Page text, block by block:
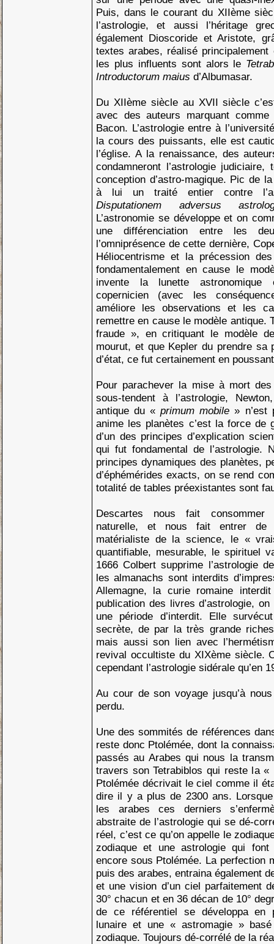
Puis, dans le courant du XIIème
l’astrologie, et aussi l’héritage
également Dioscoride et Aristote,
textes arabes, réalisé
les plus influents sont alors le
Introductorum maius d’Albumasar.
Du XIIème siècle au XVII siècle
avec des auteurs marquant
Bacon. L’astrologie entre à
la cours des puissants, elle est
l’église. A la renaissance, des
condamneront l’astrologie judiciaire,
conception d’astro-magique. Pic de
à lui un traité entier contre
Disputationem adversus
L’astronomie se développe et on
une différenciation entre les
l’omniprésence de cette dernière,
Héliocentrisme et la précession
fondamentalement en cause le
invente la lunette
copernicien (avec les
améliore les observations et les
remettre en cause le modèle antique.
fraude », en critiquant le modèle
mourut, et que Kepler du prendre sa
d’état, ce fut certainement en
Pour parachever la mise à mort
sous-tendent à l’astrologie,
antique du «primum mobile» n’est
anime les planètes c’est la force de
d’un des principes d’explication
qui fut fondamental de l’astrologie.
principes dynamiques des planètes,
d’éphémérides exacts, on se rend
totalité de tables préexistantes sont
Descartes nous fait consommer
naturelle, et nous fait entrer de
matérialiste de la science, le «
quantifiable, mesurable, le spirituel
1666 Colbert supprime l’astrologie
les almanachs sont interdits
Allemagne, la curie romaine
publication des livres d’astrologie,
une période d’interdit. Elle
secrète, de par la très grande
mais aussi son lien avec
revival occultiste du XIXème siècle.
cependant l’astrologie sidérale qu’en
Au cour de son voyage jusqu’à
perdu.
Une des sommités de références
reste donc Ptolémée, dont la
passés au Arabes qui nous la
travers son Tetrabiblos qui reste la «
Ptolémée décrivait le ciel comme il
dire il y a plus de 2300 ans.
les arabes ces derniers
abstraite de l’astrologie qui se dé-
réel, c’est ce qu’on appelle le
zodiaque et une astrologie qui
encore sous Ptolémée. La perfection
puis des arabes, entraina également
et une vision d’un ciel parfaitement
30° chacun et en 36 décan de 10°
de ce référentiel se développa en
lunaire et une « astromagie »
zodiaque. Toujours dé-corrélé de la